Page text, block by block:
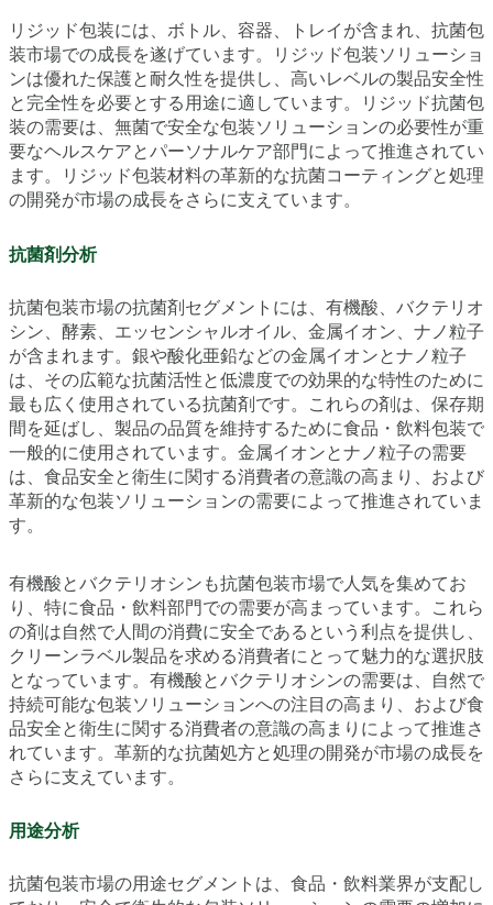
リジッド包装には、ボトル、容器、トレイが含まれ、抗菌包
装市場での成長を遂げています。リジッド包装ソリューショ
ンは優れた保護と耐久性を提供し、高いレベルの製品安全性
と完全性を必要とする用途に適しています。リジッド抗菌包
装の需要は、無菌で安全な包装ソリューションの必要性が重
要なヘルスケアとパーソナルケア部門によって推進されてい
ます。リジッド包装材料の革新的な抗菌コーティングと処理
の開発が市場の成長をさらに支えています。
抗菌剤分析
抗菌包装市場の抗菌剤セグメントには、有機酸、バクテリオ
シン、酵素、エッセンシャルオイル、金属イオン、ナノ粒子
が含まれます。銀や酸化亜鉛などの金属イオンとナノ粒子
は、その広範な抗菌活性と低濃度での効果的な特性のために
最も広く使用されている抗菌剤です。これらの剤は、保存期
間を延ばし、製品の品質を維持するために食品・飲料包装で
一般的に使用されています。金属イオンとナノ粒子の需要
は、食品安全と衛生に関する消費者の意識の高まり、および
革新的な包装ソリューションの需要によって推進されていま
す。
有機酸とバクテリオシンも抗菌包装市場で人気を集めてお
り、特に食品・飲料部門での需要が高まっています。これら
の剤は自然で人間の消費に安全であるという利点を提供し、
クリーンラベル製品を求める消費者にとって魅力的な選択肢
となっています。有機酸とバクテリオシンの需要は、自然で
持続可能な包装ソリューションへの注目の高まり、および食
品安全と衛生に関する消費者の意識の高まりによって推進さ
れています。革新的な抗菌処方と処理の開発が市場の成長を
さらに支えています。
用途分析
抗菌包装市場の用途セグメントは、食品・飲料業界が支配し